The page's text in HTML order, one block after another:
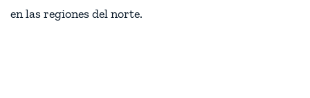
en las regiones del norte.